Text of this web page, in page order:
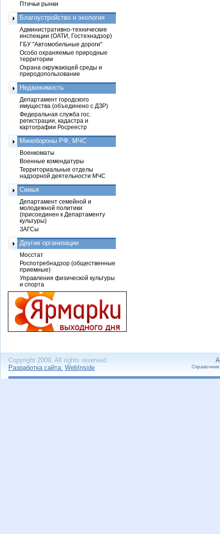
Птичьи рынки
Благоустройство и экология
Административно-технические
инспекции (ОАТИ, Гостехнадзор)
ГБУ "Автомобильные дороги"
Особо охраняемые природные
территории
Охрана окружающей среды и
природопользование
Недвижимость
Департамент городского
имущества (объединено с ДЗР)
Федеральная служба гос.
регистрации, кадастра и
картографии Росреестр
Минобороны РФ, МЧС
Военкоматы
Военные комендатуры
Территориальные отделы
надзорной деятельности МЧС
Семья
Департамент семейной и
молодежной политики
(присоединен к Департаменту
культуры)
ЗАГСы
Другие организации
Мосстат
Роспотребнадзор (общественные
приемные)
Управления физической культуры
и спорта
Copyright 2009. All rights reserved.
Разработка сайта: WebInside